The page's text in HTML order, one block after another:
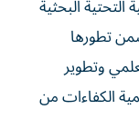
التحتية البحثية
تطورها
وتطوير
الكفاءات من